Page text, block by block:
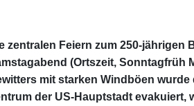
zentralen Feiern zum 250-jährigen
(Ortszeit, Sonntagfrüh
mit starken Windböen
der US-Hauptstadt evakuiert,